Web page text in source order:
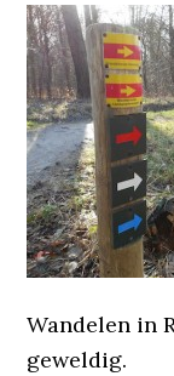
Wandelen in
geweldig.